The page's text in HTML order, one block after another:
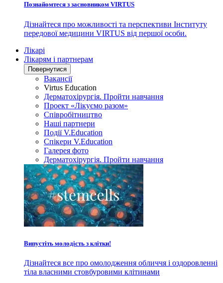
Познайомтеся з засновником VIRTUS
Дізнайтеся про можливості та перспективи Інституту
передової медицини VIRTUS від першої особи.
Лікарі
Лікарям і партнерам
Повернутися
Вакансії
Virtus Education
Дерматохірургія. Пройти навчання
Проект «Лікуємо разом»
Співробітництво
Наші партнери
Події V.Education
Спікери V.Education
Галерея фото
Дерматохірургія. Пройти навчання
Випустіть молодість з клітки!
Дізнайтеся все про омолодження обличчя і оздоровленні
тіла власними стовбуровими клітинами